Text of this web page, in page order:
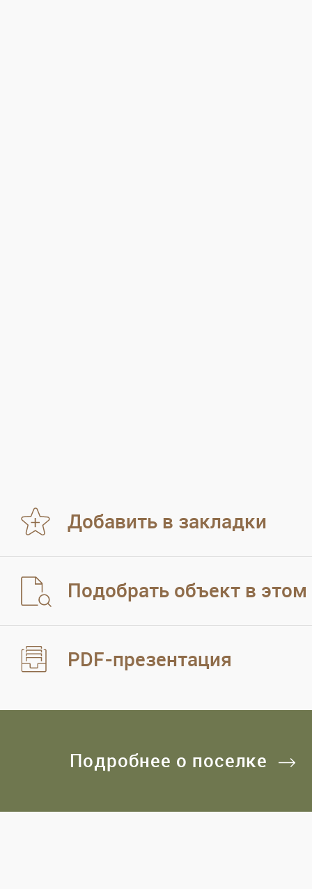
Добавить в закладки
Подобрать объект в этом
PDF-презентация
Подробнее о поселке